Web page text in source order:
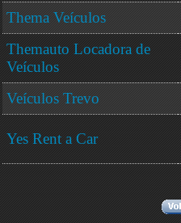
Thema Veículos
Themauto Locadora de
Veículos
Veículos Trevo
Yes Rent a Car